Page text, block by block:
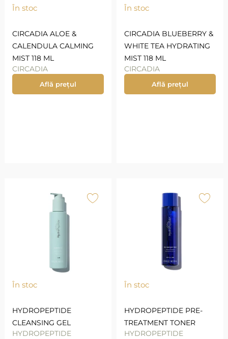
În stoc
CIRCADIA ALOE &
CALENDULA CALMING
MIST 118 ML
CIRCADIA
Află prețul
În stoc
CIRCADIA BLUEBERRY &
WHITE TEA HYDRATING
MIST 118 ML
CIRCADIA
Află prețul
În stoc
HYDROPEPTIDE
CLEANSING GEL
HYDROPEPTIDE
În stoc
HYDROPEPTIDE PRE-
TREATMENT TONER
HYDROPEPTIDE